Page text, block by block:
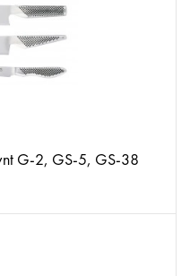
G-2, GS-5, GS-38